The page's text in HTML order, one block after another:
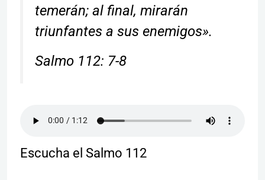
temerán; al final, mirarán
triunfantes a sus enemigos».
Salmo 112: 7-8
Escucha el Salmo 112